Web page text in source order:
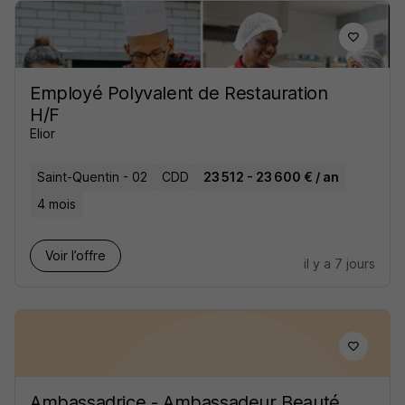
Employé Polyvalent de Restauration
H/F
Elior
Saint-Quentin - 02 CDD
23 512 - 23 600 € / an
4 mois
Voir l’offre
il y a 7 jours